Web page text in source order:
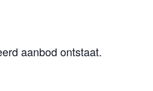
aanbod ontstaat.